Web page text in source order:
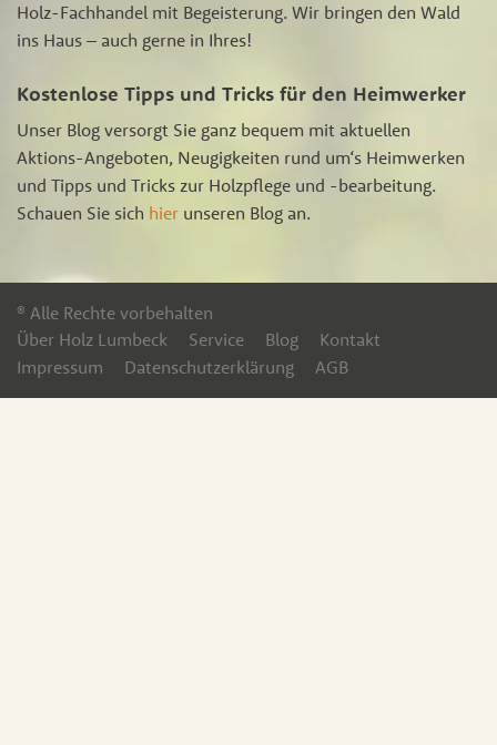
Holz-Fachhandel mit Begeisterung. Wir bringen den Wald
ins Haus – auch gerne in Ihres!
Kostenlose Tipps und Tricks für den Heimwerker
Unser Blog versorgt Sie ganz bequem mit aktuellen
Aktions-Angeboten, Neugigkeiten rund um‘s Heimwerken
und Tipps und Tricks zur Holzpflege und -bearbeitung.
Schauen Sie sich hier unseren Blog an.
® Alle Rechte vorbehalten
Über Holz Lumbeck
Service Blog
Kontakt
Impressum
Datenschutzerklärung AGB